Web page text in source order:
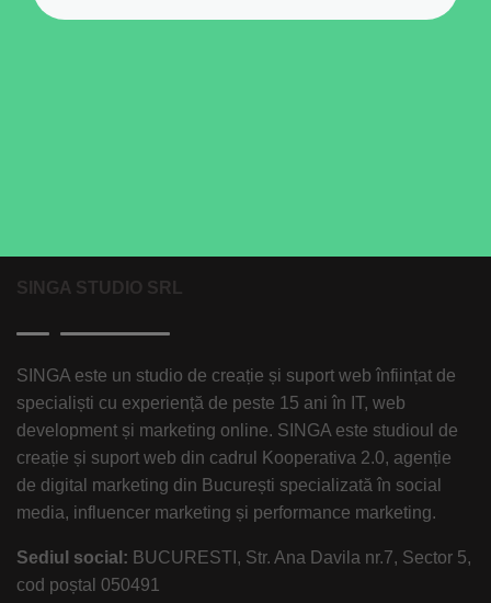
SINGA STUDIO SRL
SINGA este un studio de creație și suport web înființat de
specialiști cu experiență de peste 15 ani în IT, web
development și marketing online. SINGA este studioul de
creație și suport web din cadrul Kooperativa 2.0, agenție
de digital marketing din București specializată în social
media, influencer marketing și performance marketing.
Sediul social: BUCURESTI, Str. Ana Davila nr.7, Sector 5,
cod poștal 050491